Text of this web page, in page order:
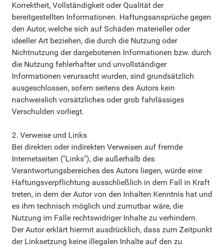
Korrektheit, Vollständigkeit oder Qualität der
bereitgestellten Informationen. Haftungsansprüche gegen
den Autor, welche sich auf Schäden materieller oder
ideeller Art beziehen, die durch die Nutzung oder
Nichtnutzung der dargebotenen Informationen bzw. durch
die Nutzung fehlerhafter und unvollständiger
Informationen verursacht wurden, sind grundsätzlich
ausgeschlossen, sofern seitens des Autors kein
nachweislich vorsätzliches oder grob fahrlässiges
Verschulden vorliegt.
2. Verweise und Links
Bei direkten oder indirekten Verweisen auf fremde
Internetseiten ("Links"), die außerhalb des
Verantwortungsbereiches des Autors liegen, würde eine
Haftungsverpflichtung ausschließlich in dem Fall in Kraft
treten, in dem der Autor von den Inhalten Kenntnis hat und
es ihm technisch möglich und zumutbar wäre, die
Nutzung im Falle rechtswidriger Inhalte zu verhindern.
Der Autor erklärt hiermit ausdrücklich, dass zum Zeitpunkt
der Linksetzung keine illegalen Inhalte auf den zu